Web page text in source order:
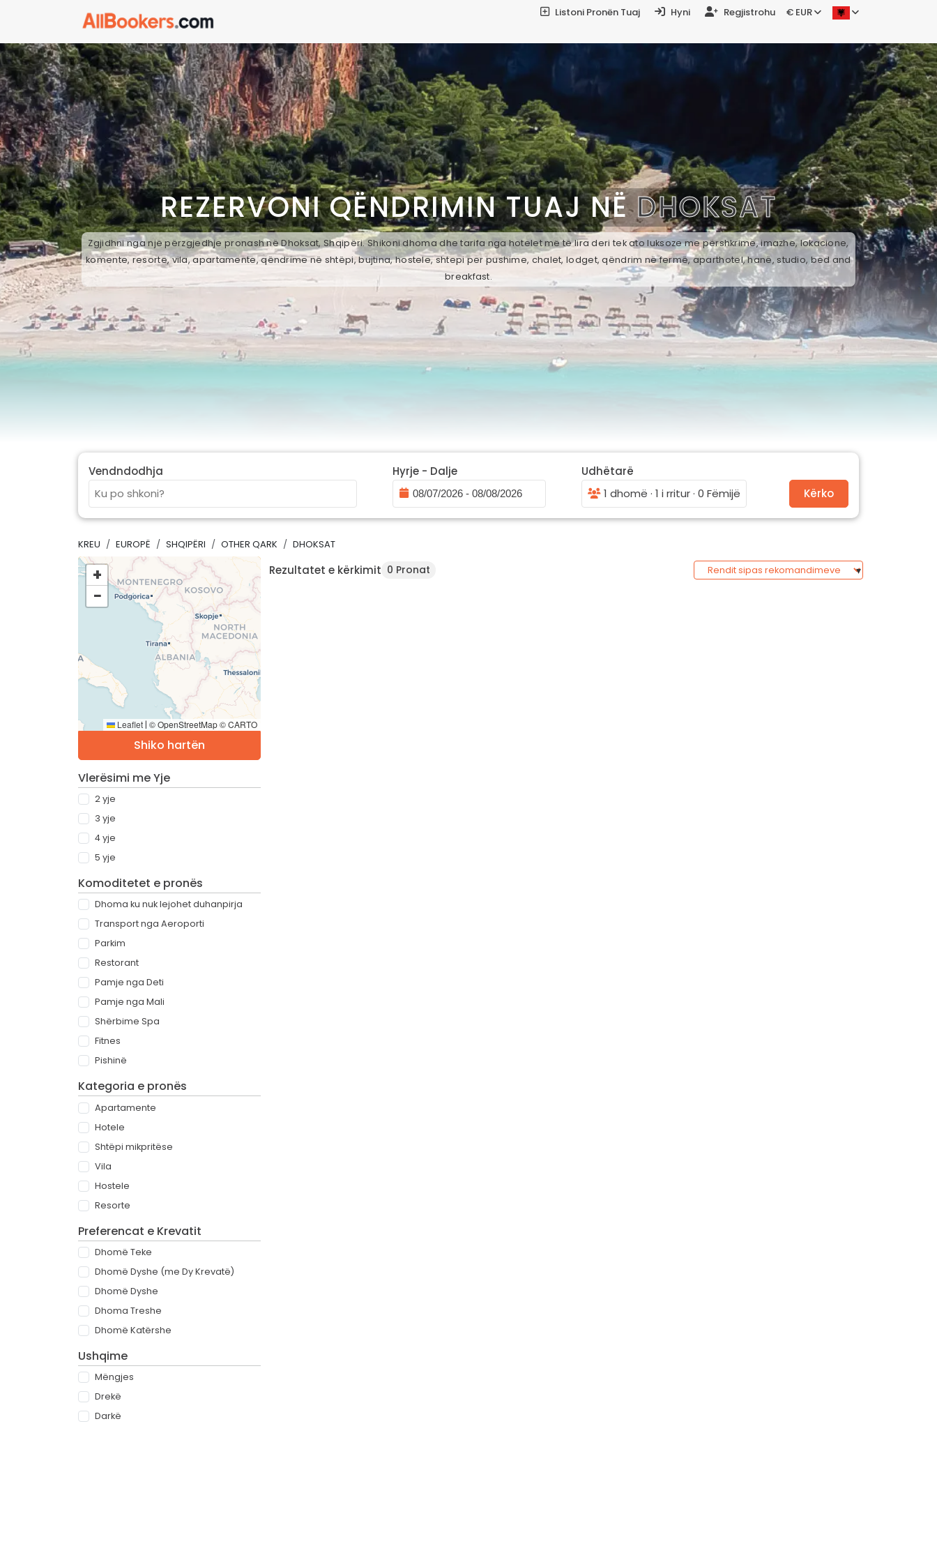
Listoni Pronën Tuaj Hyni Regjistrohu € EUR
REZERVONI QËNDRIMIN TUAJ NËDHOKSAT
Zgjidhni nga një përzgjedhje pronash në Dhoksat, Shqipëri. Shikoni dhoma dhe tarifa nga hotelet më të lira deri tek ato luksoze me përshkrime, imazhe, lokacione,
komente, resorte, vila, apartamente, qëndrime në shtëpi, bujtina, hostele, shtepi per pushime, chalet, lodget, qëndrim në fermë, aparthotel, hanë, studio, bed and
breakfast.
Vendndodhja Hyrje - Dalje
Udhëtarë
1 dhomë · 1 i rritur · 0 Fëmijë
Kërko
KREU EUROPË SHQIPËRI OTHER QARK DHOKSAT
+
−
Leaflet | © OpenStreetMap © CARTO
Shiko hartën
Vlerësimi me Yje
2 yje
3 yje
4 yje
5 yje
Komoditetet e pronës
Dhoma ku nuk lejohet duhanpirja
Transport nga Aeroporti
Parkim
Restorant
Pamje nga Deti
Pamje nga Mali
Shërbime Spa
Fitnes
Pishinë
Kategoria e pronës
Apartamente
Hotele
Shtëpi mikpritëse
Vila
Hostele
Resorte
Preferencat e Krevatit
Dhomë Teke
Dhomë Dyshe (me Dy Krevatë)
Dhomë Dyshe
Dhoma Treshe
Dhomë Katërshe
Ushqime
Mëngjes
Drekë
Darkë
Rezultatet e kërkimit 0 Pronat